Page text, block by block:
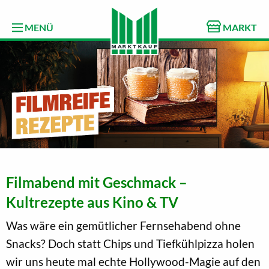
MENÜ MARKT
Filmabend mit Geschmack –
Kultrezepte aus Kino & TV
Was wäre ein gemütlicher Fernsehabend ohne
Snacks? Doch statt Chips und Tiefkühlpizza holen
wir uns heute mal echte Hollywood-Magie auf den